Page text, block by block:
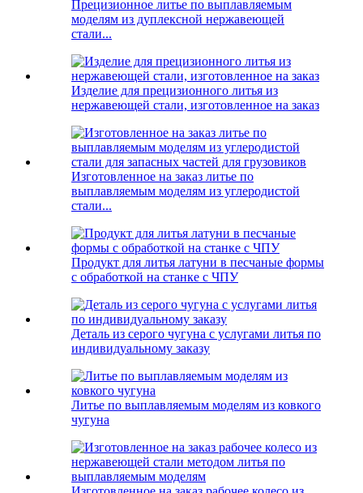
Прецизионное литье по выплавляемым
моделям из дуплексной нержавеющей
стали...
Изделие для прецизионного литья из
нержавеющей стали, изготовленное на заказ
Изготовленное на заказ литье по
выплавляемым моделям из углеродистой
стали...
Продукт для литья латуни в песчаные формы
с обработкой на станке с ЧПУ
Деталь из серого чугуна с услугами литья по
индивидуальному заказу
Литье по выплавляемым моделям из ковкого
чугуна